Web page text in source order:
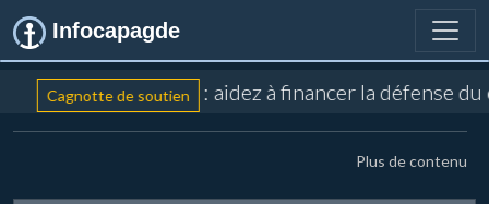
Infocapagde
Cagnotte de soutien : aidez à financer la défense
Plus de contenu